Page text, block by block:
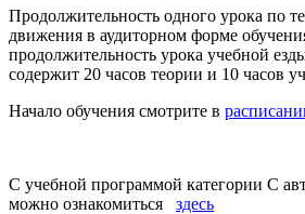
Продолжительность одного урока по
движения в аудиторном форме
продолжительность урока учебной
содержит 20 часов теории и 10 часов
Начало обучения смотрите в
С учебной программой категории С
можно ознакомиться здесь